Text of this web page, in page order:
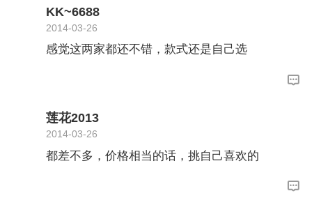
KK~6688
2014-03-26
感觉这两家都还不错，款式还是自己选
莲花2013
2014-03-26
都差不多，价格相当的话，挑自己喜欢的